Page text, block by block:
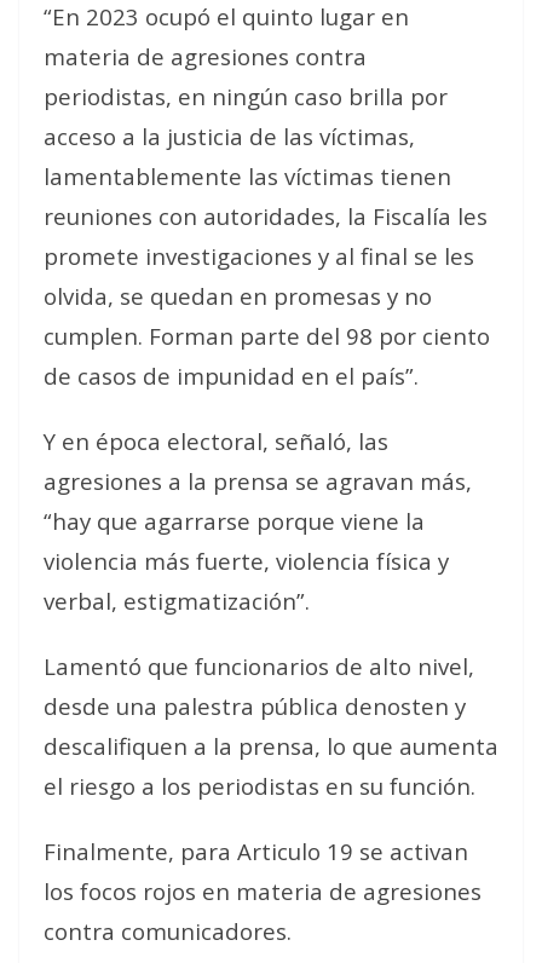
“En 2023 ocupó el quinto lugar en
materia de agresiones contra
periodistas, en ningún caso brilla por
acceso a la justicia de las víctimas,
lamentablemente las víctimas tienen
reuniones con autoridades, la Fiscalía les
promete investigaciones y al final se les
olvida, se quedan en promesas y no
cumplen. Forman parte del 98 por ciento
de casos de impunidad en el país”.
Y en época electoral, señaló, las
agresiones a la prensa se agravan más,
“hay que agarrarse porque viene la
violencia más fuerte, violencia física y
verbal, estigmatización”.
Lamentó que funcionarios de alto nivel,
desde una palestra pública denosten y
descalifiquen a la prensa, lo que aumenta
el riesgo a los periodistas en su función.
Finalmente, para Articulo 19 se activan
los focos rojos en materia de agresiones
contra comunicadores.